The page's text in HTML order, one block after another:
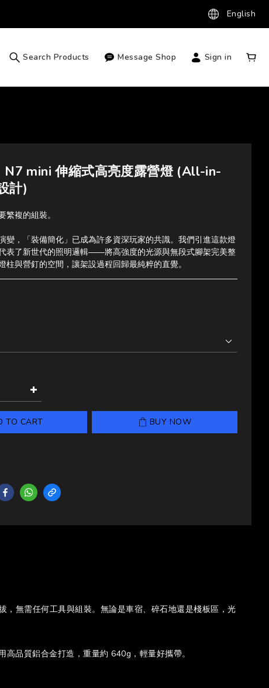
English
Search Products Message Shop Sign in
N7 mini 伸縮式高亮度露營燈 (All-in-
計)
繁複的組裝。
變，「裝備簡化」已成為許多資深玩家的共識。我們引進這款燈
表了新世代的照明邏輯——將高強度的光源與無段式腳架完美整
柱與營釘的空間，讓架設過程回歸最純粹的直覺。
TO CART BUY NOW
無需任何工具與組裝。無論是車宿、碎石地還是棧板區，光
品質鋁合金打造，重量約 640g，輕量好攜帶。